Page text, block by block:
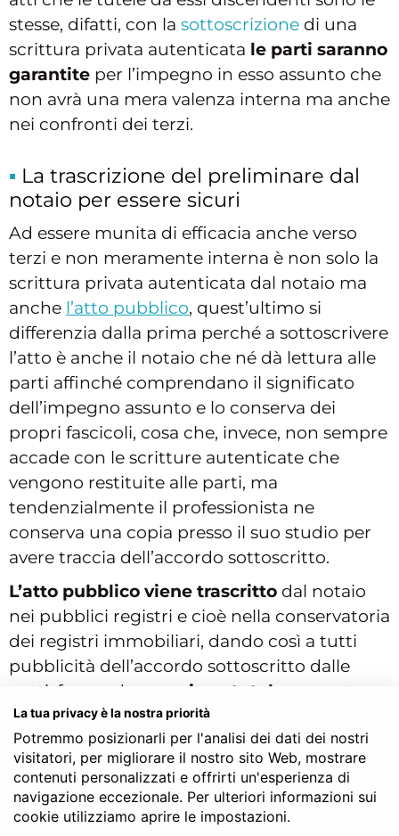
stesse, difatti, con la sottoscrizione di una
scrittura privata autenticata le parti saranno
garantite per l’impegno in esso assunto che
non avrà una mera valenza interna ma anche
nei confronti dei terzi.
La trascrizione del preliminare dal
notaio per essere sicuri
Ad essere munita di efficacia anche verso
terzi e non meramente interna è non solo la
scrittura privata autenticata dal notaio ma
anche l’atto pubblico, quest’ultimo si
differenzia dalla prima perché a sottoscrivere
l’atto è anche il notaio che né dà lettura alle
parti affinché comprendano il significato
dell’impegno assunto e lo conserva dei
propri fascicoli, cosa che, invece, non sempre
accade con le scritture autenticate che
vengono restituite alle parti, ma
tendenzialmente il professionista ne
conserva una copia presso il suo studio per
avere traccia dell’accordo sottoscritto.
L’atto pubblico viene trascritto dal notaio
nei pubblici registri e cioè nella conservatoria
dei registri immobiliari, dando così a tutti
pubblicità dell’accordo sottoscritto dalle
parti, fornendo una
piena tutela
a queste
ultime per il tempo che divide il preliminare
dalla sottoscrizione del definitivo di
compravendita.
Tendenzialmente, ciò comporta che nel caso
in cui, ad esempio, il venditore vendesse nel
La tua privacy è la nostra priorità
Potremmo posizionarli per l'analisi dei dati dei nostri
visitatori, per migliorare il nostro sito Web, mostrare
contenuti personalizzati e offrirti un'esperienza di
navigazione eccezionale. Per ulteriori informazioni sui
cookie utilizziamo aprire le impostazioni.